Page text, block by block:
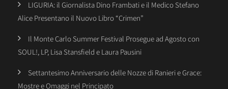
LIGURIA: il Giornalista Dino Frambati e il Medico Stefano
Alice Presentano il Nuovo Libro “Crimen”
Il Monte Carlo Summer Festival Prosegue ad Agosto con
SOUL!, LP, Lisa Stansfield e Laura Pausini
Settantesimo Anniversario delle Nozze di Ranieri e Grace:
Mostre e Omaggi nel Principato